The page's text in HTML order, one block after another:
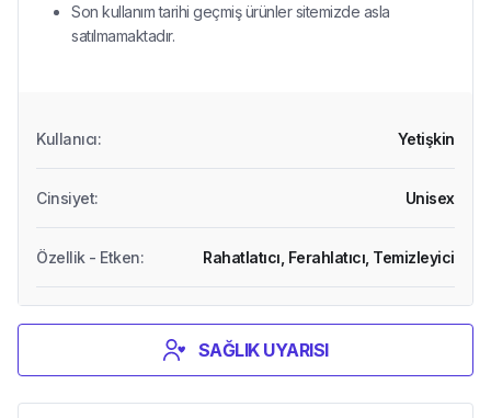
Son kullanım tarihi geçmiş ürünler sitemizde asla
satılmamaktadır.
Kullanıcı: Yetişkin
Cinsiyet: Unisex
Özellik - Etken: Rahatlatıcı, Ferahlatıcı, Temizleyici
SAĞLIK UYARISI